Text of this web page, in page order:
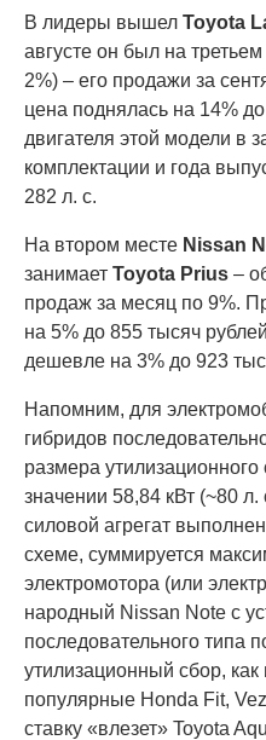
В лидеры вышел Toyota
августе он был на
2%) – его продажи за
цена поднялась на 14%
двигателя этой модели в
комплектации и года
282 л. с.
На втором месте Nissan
занимает Toyota Prius –
продаж за месяц по 9%.
на 5% до 855 тысяч
дешевле на 3% до 923
Напомним, для
гибридов
размера
значении 58,84 кВт (~80
силовой агрегат
схеме, суммируется
электромотора (или
народный Nissan Note с
последовательного типа
утилизационный сбор,
популярные Honda Fit,
ставку «влезет» Toyota